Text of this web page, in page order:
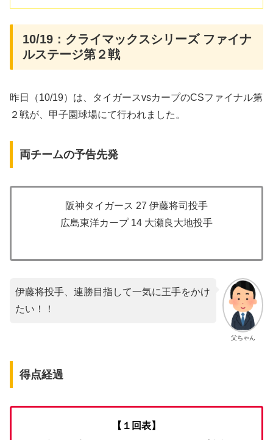
10/19：クライマックスシリーズ ファイナ
ルステージ第２戦
昨日（10/19）は、タイガースvsカープのCSファイナル第
２戦が、甲子園球場にて行われました。
両チームの予告先発
阪神タイガース 27 伊藤将司投手
広島東洋カープ 14 大瀬良大地投手
父ちゃん
伊藤将投手、連勝目指して一気に王手をかけ
たい！！
得点経過
【１回表】